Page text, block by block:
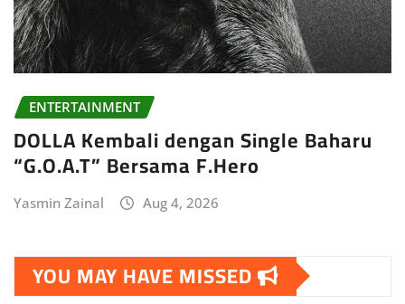
ENTERTAINMENT
DOLLA Kembali dengan Single Baharu
“G.O.A.T” Bersama F.Hero
Yasmin Zainal Aug 4, 2026
YOU MAY HAVE MISSED